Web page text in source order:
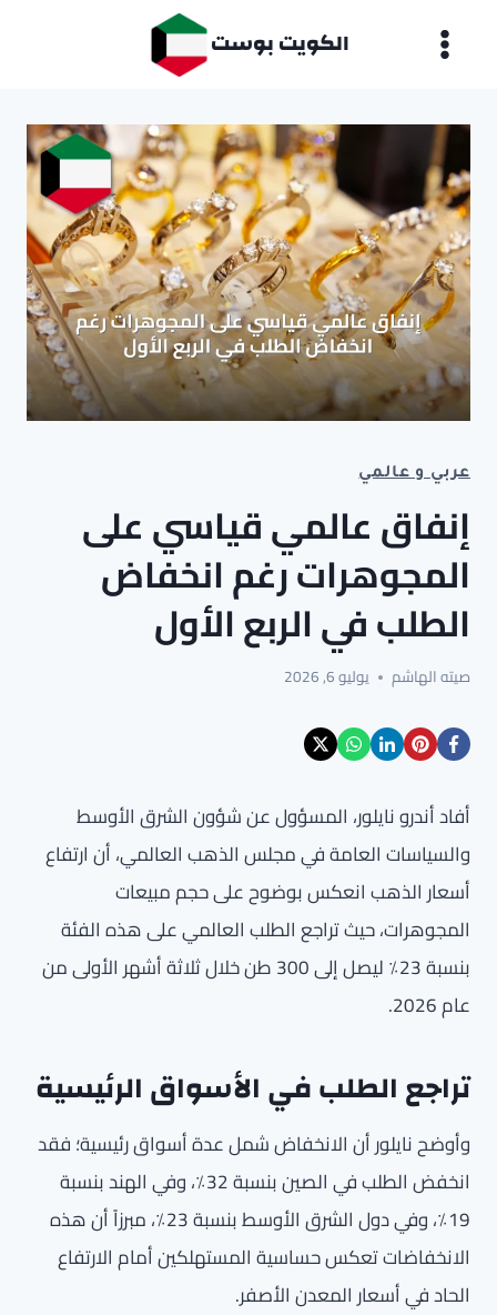
الكويت بوست
عربي و عالمي
إنفاق عالمي قياسي على
المجوهرات رغم انخفاض
الطلب في الربع الأول
صيته الهاشم يوليو 6, 2026
أفاد أندرو نايلور، المسؤول عن شؤون الشرق الأوسط
والسياسات العامة في مجلس الذهب العالمي، أن ارتفاع
أسعار الذهب انعكس بوضوح على حجم مبيعات
المجوهرات، حيث تراجع الطلب العالمي على هذه الفئة
بنسبة 23٪ ليصل إلى 300 طن خلال ثلاثة أشهر الأولى من
عام 2026.
تراجع الطلب في الأسواق الرئيسية
وأوضح نايلور أن الانخفاض شمل عدة أسواق رئيسية؛ فقد
انخفض الطلب في الصين بنسبة 32٪، وفي الهند بنسبة
19٪، وفي دول الشرق الأوسط بنسبة 23٪، مبرزاً أن هذه
الانخفاضات تعكس حساسية المستهلكين أمام الارتفاع
الحاد في أسعار المعدن الأصفر.